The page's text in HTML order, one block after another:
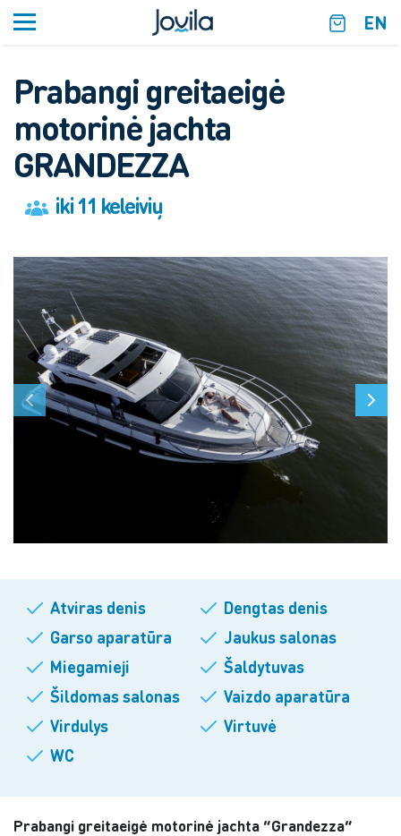
EN
Prabangi greitaeigė
motorinė jachta
GRANDEZZA
iki 11 keleivių
Atviras denis
Dengtas denis
Garso aparatūra
Jaukus salonas
Miegamieji
Šaldytuvas
Šildomas salonas
Vaizdo aparatūra
Virdulys
Virtuvė
WC
Prabangi greitaeigė motorinė jachta “Grandezza”